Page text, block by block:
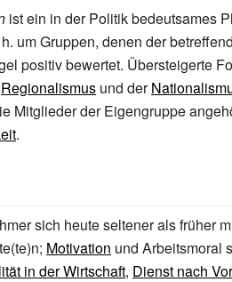
ist ein in der Politik bedeutsames
h. um Gruppen, denen der
positiv bewertet. Übersteigerte
Regionalismus und der
Mitglieder der Eigengruppe
.
sich heute seltener als früher
Motivation und Arbeitsmoral
in der Wirtschaft, Dienst nach